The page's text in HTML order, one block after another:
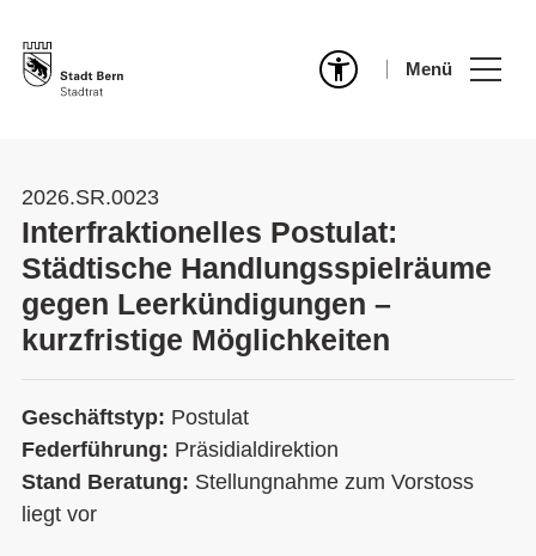
Menü
2026.SR.0023
Interfraktionelles Postulat:
Städtische Handlungsspielräume
gegen Leerkündigungen –
kurzfristige Möglichkeiten
Geschäftstyp: Postulat
Federführung: Präsidialdirektion
Stand Beratung: Stellungnahme zum Vorstoss
liegt vor